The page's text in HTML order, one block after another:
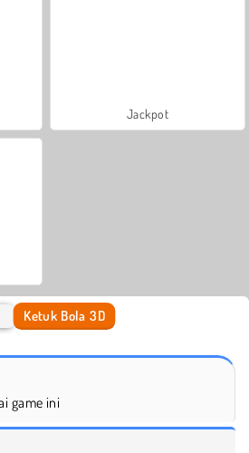
Jackpot
Ketuk Bola 3D
game ini